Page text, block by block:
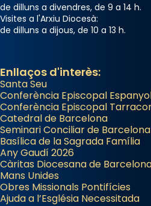
de dilluns a divendres, de 9 a 14 h.
Visites a l'Arxiu Diocesà:
de dilluns a dijous, de 10 a 13 h.
Enllaços d'interès:
Santa Seu
Conferència Episcopal
Conferència Episcopal
Catedral de Barcelona
Seminari Conciliar de Barcelona
Basílica de la Sagrada Família
Any Gaudí 2026
Càritas Diocesana de
Mans Unides
Obres Missionals Pontifícies
Ajuda a l’Església Necessitada